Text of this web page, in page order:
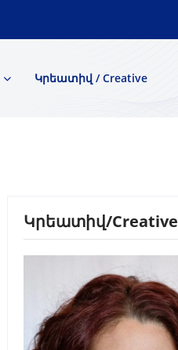
Կրեատիվ / Creative
Կրեատիվ/Creative